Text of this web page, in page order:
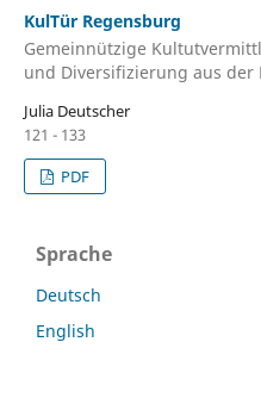
KulTür Regensburg
Gemeinnützige
und Diversifizierung aus der
Julia Deutscher
121 - 133
PDF
Sprache
Deutsch
English